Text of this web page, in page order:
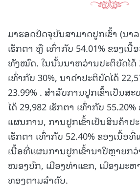
ມາຮອດປັດຈຸບັນສາມາດປູກເຂົ້າ (ນາລ
ເຮັກຕາ ຫຼື ເທົ່າກັບ 54.01% ຂອງເ
ທັງໝົດ. ໃນນັ້ນນາຫວ່ານປະຕິບັດໄດ້
ເທົ່າກັບ 30%, ນາດໍາປະຕິບັດໄດ້
23.99% . ສໍາລັບການປູກເຂົ້າເປັນສ
ໄດ້ 29,982 ເຮັກຕາ ເທົ່າກັບ
ແຜນການ, ການປູກເຂົ້າເປັນສິນຄ້າປ
ເຮັກຕາ ເທົ່າກັບ 52.40% ຂອງເນື້ອ
ເນື້ອທີ່ແຜນການປູກເຂົ້ານາປີຫຼາຍກ
ໜອງບົກ, ເມືອງທ່າແຂກ, ເມືອງມະຫາ
ທອງຕາມລໍາດັບ.